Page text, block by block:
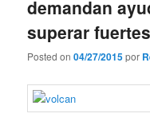
demandan
superar
Posted on04/27/2015por